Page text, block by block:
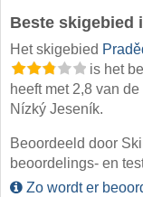
Beste skigebied
Het skigebied
is het
heeft met 2,8 van
Nízký Jeseník.
Beoordeeld door
beoordelings- en
Zo wordt er